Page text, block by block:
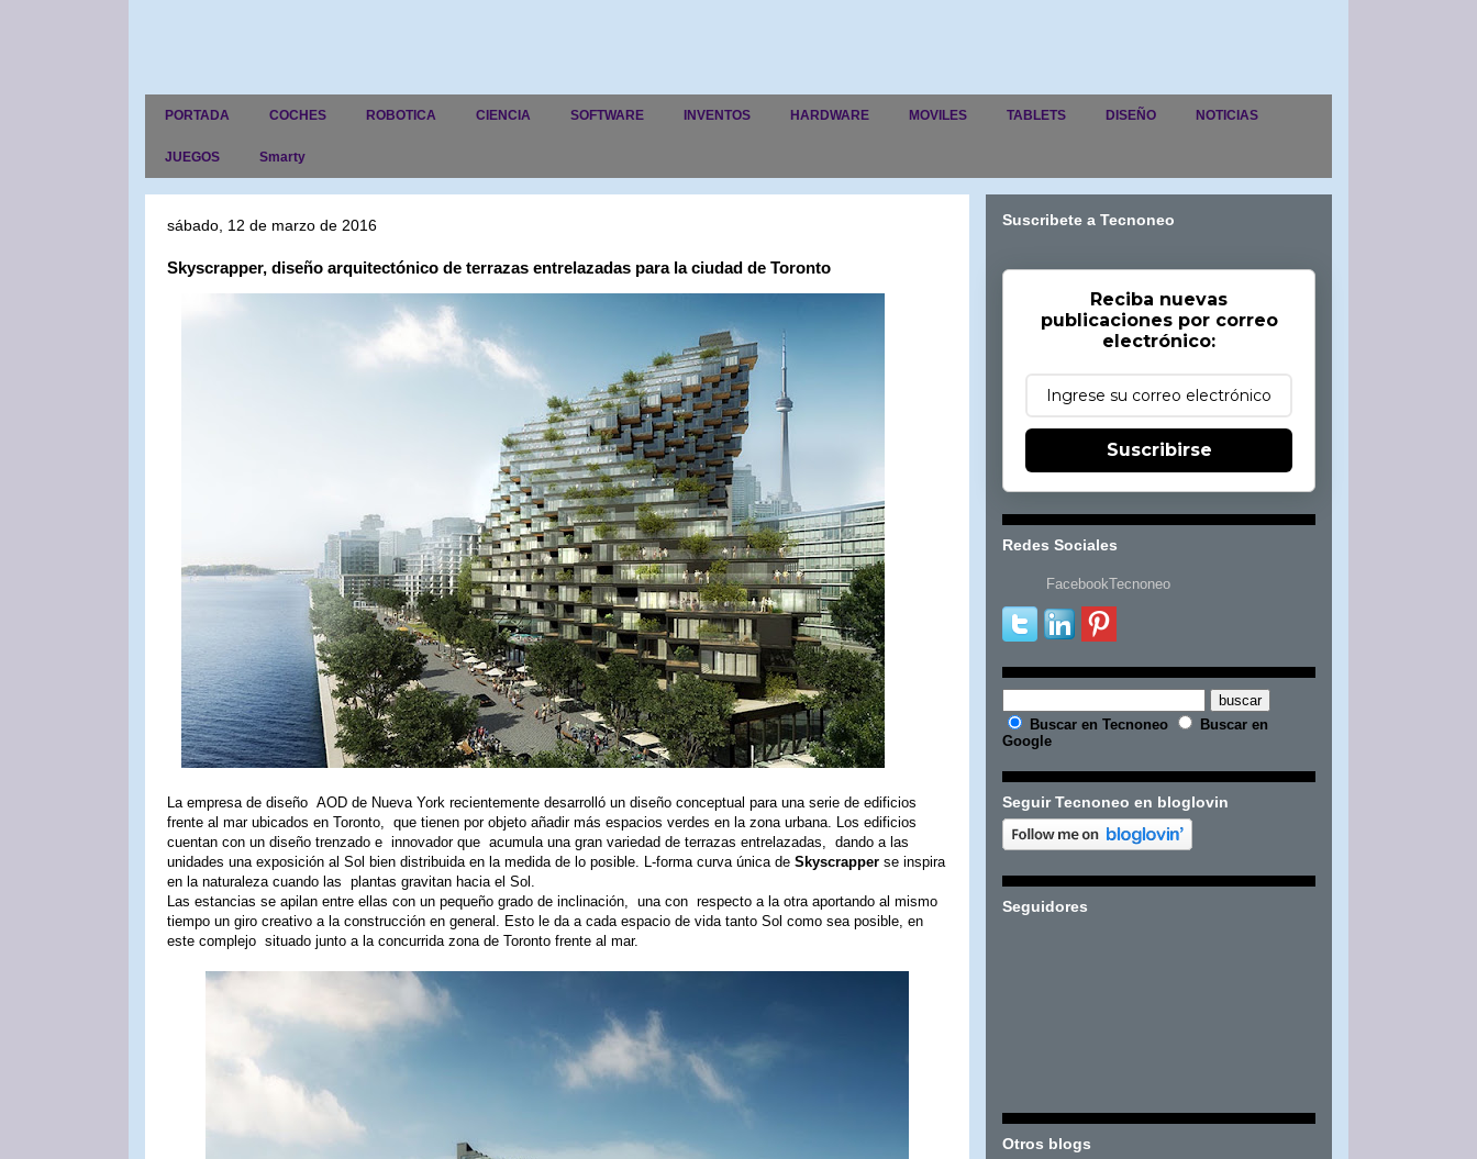
PORTADA COCHES ROBOTICA CIENCIA SOFTWARE INVENTOS HARDWARE MOVILES TABLETS DISEÑO NOTICIAS
JUEGOS Smarty
sábado, 12 de marzo de 2016
Skyscrapper, diseño arquitectónico de terrazas entrelazadas para la ciudad de Toronto
La empresa de diseño AOD de Nueva York recientemente desarrolló un diseño conceptual para una serie de edificios
frente al mar ubicados en Toronto, que tienen por objeto añadir más espacios verdes en la zona urbana. Los edificios
cuentan con un diseño trenzado e innovador que acumula una gran variedad de terrazas entrelazadas, dando a las
unidades una exposición al Sol bien distribuida en la medida de lo posible. L-forma curva única de Skyscrapper se inspira
en la naturaleza cuando las plantas gravitan hacia el Sol.
Las estancias se apilan entre ellas con un pequeño grado de inclinación, una con respecto a la otra aportando al mismo
tiempo un giro creativo a la construcción en general. Esto le da a cada espacio de vida tanto Sol como sea posible, en
este complejo situado junto a la concurrida zona de Toronto frente al mar.
Suscribete a Tecnoneo
Reciba nuevas
publicaciones por correo
electrónico:
Suscribirse
Redes Sociales
FacebookTecnoneo
Buscar en Tecnoneo
Buscar en
Google
Seguir Tecnoneo en bloglovin
Seguidores
Otros blogs